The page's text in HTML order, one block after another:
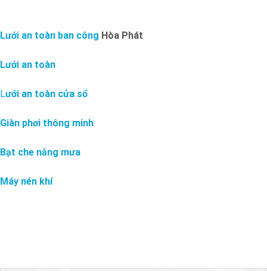
Lưới an toàn ban công Hòa Phát
Lưới an toàn
Lưới an toàn cửa sổ
Giàn phơi thông minh
Bạt che nắng mưa
Máy nén khí